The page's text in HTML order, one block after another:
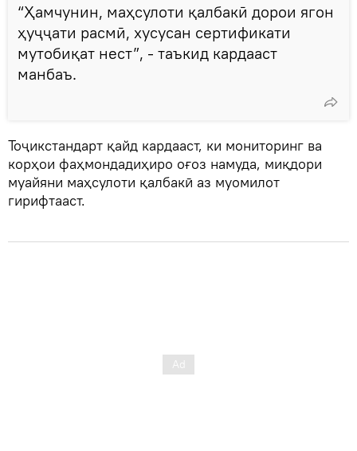
“Ҳамчунин, маҳсулоти қалбакӣ дорои ягон
ҳуҷҷати расмӣ, хусусан сертификати
мутобиқат нест”, - таъкид кардааст
манбаъ.
Тоҷикстандарт қайд кардааст, ки мониторинг ва
корҳои фаҳмондадиҳиро оғоз намуда, миқдори
муайяни маҳсулоти қалбакӣ аз муомилот
гирифтааст.